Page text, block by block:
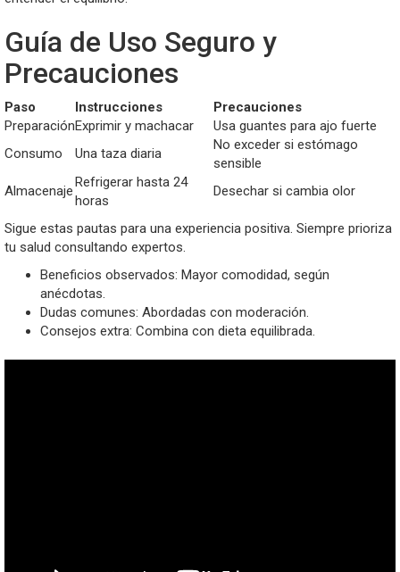
Guía de Uso Seguro y
Precauciones
Paso Instrucciones
Precauciones
PreparaciónExprimir y machacar
Usa guantes para ajo fuerte
Consumo
Una taza diaria
No exceder si estómago
sensible
Almacenaje
Refrigerar hasta 24
horas
Desechar si cambia olor
Sigue estas pautas para una experiencia positiva. Siempre prioriza
tu salud consultando expertos.
Beneficios observados: Mayor comodidad, según
anécdotas.
Dudas comunes: Abordadas con moderación.
Consejos extra: Combina con dieta equilibrada.